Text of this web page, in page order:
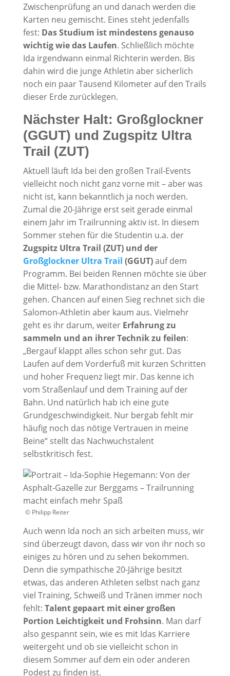
Zwischenprüfung an und danach werden die
Karten neu gemischt. Eines steht jedenfalls
fest: Das Studium ist mindestens genauso
wichtig wie das Laufen. Schließlich möchte
Ida irgendwann einmal Richterin werden. Bis
dahin wird die junge Athletin aber sicherlich
noch ein paar Tausend Kilometer auf den Trails
dieser Erde zurücklegen.
Nächster Halt: Großglockner
(GGUT) und Zugspitz Ultra
Trail (ZUT)
Aktuell läuft Ida bei den großen Trail-Events
vielleicht noch nicht ganz vorne mit – aber was
nicht ist, kann bekanntlich ja noch werden.
Zumal die 20-Jährige erst seit gerade einmal
einem Jahr im Trailrunning aktiv ist. In diesem
Sommer stehen für die Studentin u.a. der
Zugspitz Ultra Trail (ZUT) und der
Großglockner Ultra Trail (GGUT)auf dem
Programm. Bei beiden Rennen möchte sie über
die Mittel- bzw. Marathondistanz an den Start
gehen. Chancen auf einen Sieg rechnet sich die
Salomon-Athletin aber kaum aus. Vielmehr
geht es ihr darum, weiter Erfahrung zu
sammeln und an ihrer Technik zu feilen:
„Bergauf klappt alles schon sehr gut. Das
Laufen auf dem Vorderfuß mit kurzen Schritten
und hoher Frequenz liegt mir. Das kenne ich
vom Straßenlauf und dem Training auf der
Bahn. Und natürlich hab ich eine gute
Grundgeschwindigkeit. Nur bergab fehlt mir
häufig noch das nötige Vertrauen in meine
Beine“ stellt das Nachwuchstalent
selbstkritisch fest.
© Philipp Reiter
Auch wenn Ida noch an sich arbeiten muss, wir
sind überzeugt davon, dass wir von ihr noch so
einiges zu hören und zu sehen bekommen.
Denn die sympathische 20-Jährige besitzt
etwas, das anderen Athleten selbst nach ganz
viel Training, Schweiß und Tränen immer noch
fehlt: Talent gepaart mit einer großen
Portion Leichtigkeit und Frohsinn. Man darf
also gespannt sein, wie es mit Idas Karriere
weitergeht und ob sie vielleicht schon in
diesem Sommer auf dem ein oder anderen
Podest zu finden ist.